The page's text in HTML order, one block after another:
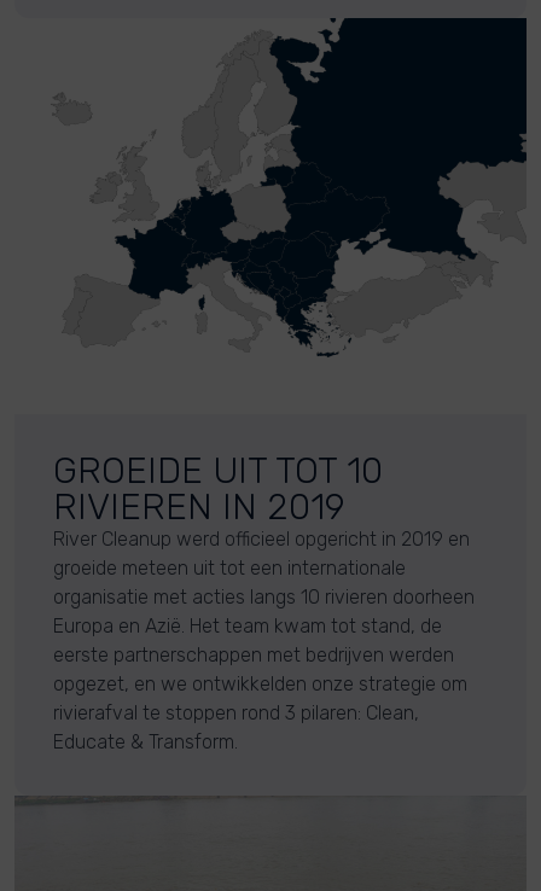
GROEIDE UIT TOT 10
RIVIEREN IN 2019
River Cleanup werd officieel opgericht in 2019 en
groeide meteen uit tot een internationale
organisatie met acties langs 10 rivieren doorheen
Europa en Azië. Het team kwam tot stand, de
eerste partnerschappen met bedrijven werden
opgezet, en we ontwikkelden onze strategie om
rivierafval te stoppen rond 3 pilaren: Clean,
Educate & Transform.